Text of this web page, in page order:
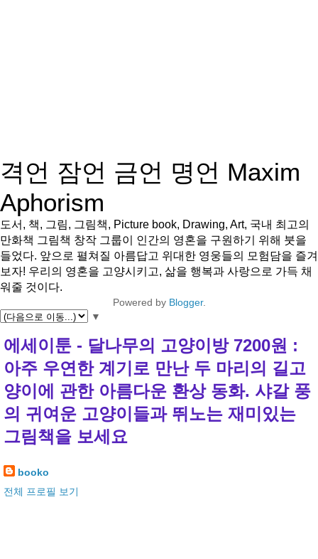
격언 잠언 금언 명언 Maxim
Aphorism
도서, 책, 그림, 그림책, Picture book, Drawing, Art, 국내 최고의
만화책 그림책 창작 그룹이 인간의 영혼을 구원하기 위해 붓을
들었다. 앞으로 펼쳐질 아름답고 위대한 영웅들의 모험담을 즐겨
보자! 우리의 영혼을 고양시키고, 삶을 행복과 사랑으로 가득 채
워줄 것이다.
Powered by Blogger.
▼
에세이툰 - 달나무의 고양이방 7200원 :
아주 우연한 계기로 만난 두 마리의 길고
양이에 관한 아름다운 환상 동화. 샤갈 풍
의 귀여운 고양이들과 뛰노는 재미있는
그림책을 보세요
booko
전체 프로필 보기